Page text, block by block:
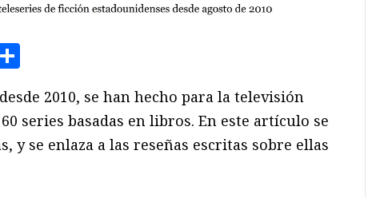
2010, se han hecho para la televisión
series basadas en libros. En este artículo se
y se enlaza a las reseñas escritas sobre ellas